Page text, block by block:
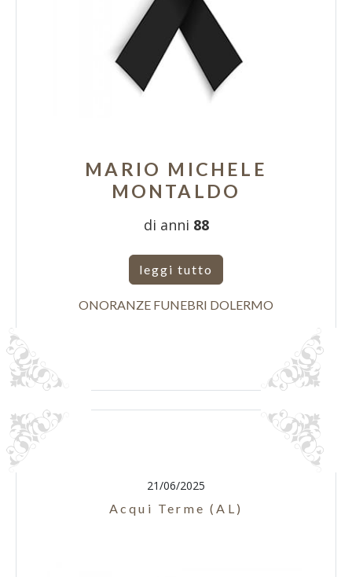
MARIO MICHELE
MONTALDO
di anni 88
leggi tutto
ONORANZE FUNEBRI DOLERMO
21/06/2025
Acqui Terme (AL)